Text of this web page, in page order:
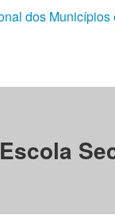
dos Municípios
Escola